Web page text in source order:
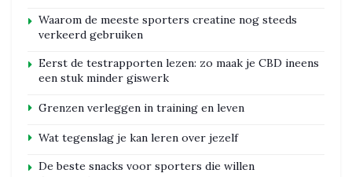
Waarom de meeste sporters creatine nog steeds
verkeerd gebruiken
Eerst de testrapporten lezen: zo maak je CBD ineens
een stuk minder giswerk
Grenzen verleggen in training en leven
Wat tegenslag je kan leren over jezelf
De beste snacks voor sporters die willen